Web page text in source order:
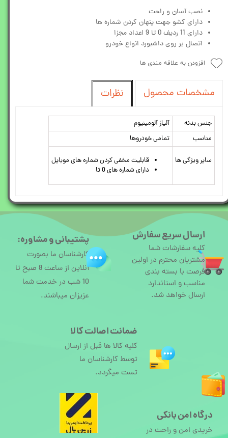
نصب آسان و راحت
دارای کشو جهت پنهان کردن شماره ها
دارای 11 ردیف 0 تا 9 اعداد مجزا
اتصال بر روی داشبورد انواع خودرو
افزودن به علاقه مندی ها
مشخصات محصول نظرات
جنس بدنه
آلیاژ آلومینیوم
مناسب
تمامی خودروها
سایر ویژگی ها
قابلیت مخفی کردن شماره های موبایل
دارای شماره های 0 تا
ارسال سریع سفارش
کلیه سفارشات شما
مشتریان محترم در اولین
فرصت با بسته بندی
مناسب و استاندارد
ارسال خواهد شد.
درگاه امن بانکی
خریدی امن و راحت در
پشتیبانی و مشاوره:
کارشناسان ما بصورت
آنلاین از ساعت 8 صبح تا
10 شب در خدمت شما
عزیزان میباشند.
ضمانت اصالت کالا
کلیه کالا ها قبل از ارسال
توسط کارشناسان ما
تست میگردد.